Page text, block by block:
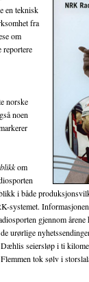
en teknisk
fra
om
reportere
norske
noen
om
i både
systemet.
gjennom
urørlige
seiersløp i ti
tok sølv i